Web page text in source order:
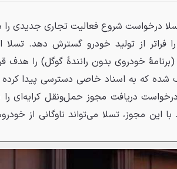
درخواست شروع فعالیت تجاری جدیدی را
فراتر از تولید خودرو گسترش دهد. تسلا
خودروی بدون رانندهٔ گوگل) را هدف
که به اسناد خاصی دسترسی پیدا کرده
دریافت مجوز حمل‌ونقل کرایه‌ای
با این مجوز، تسلا می‌تواند ناوگانی از